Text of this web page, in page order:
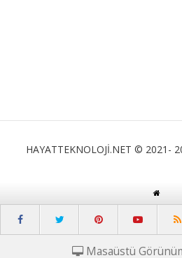
HAYATTEKNOLOJİ.NET © 2021-
Masaüstü